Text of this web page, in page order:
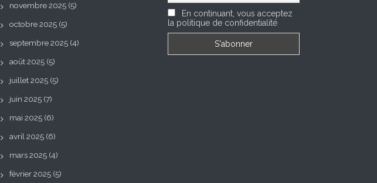
novembre 2025 (5)
octobre 2025 (5)
septembre 2025 (4)
août 2025 (5)
juillet 2025 (5)
juin 2025 (7)
mai 2025 (6)
avril 2025 (6)
mars 2025 (4)
février 2025 (5)
En continuant, vous acceptez
la politique de confidentialité